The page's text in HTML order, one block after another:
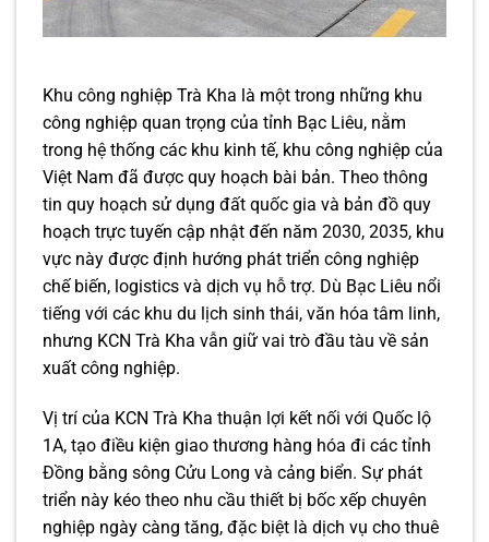
Khu công nghiệp Trà Kha là một trong những khu
công nghiệp quan trọng của tỉnh Bạc Liêu, nằm
trong hệ thống các khu kinh tế, khu công nghiệp của
Việt Nam đã được quy hoạch bài bản. Theo thông
tin quy hoạch sử dụng đất quốc gia và bản đồ quy
hoạch trực tuyến cập nhật đến năm 2030, 2035, khu
vực này được định hướng phát triển công nghiệp
chế biến, logistics và dịch vụ hỗ trợ. Dù Bạc Liêu nổi
tiếng với các khu du lịch sinh thái, văn hóa tâm linh,
nhưng KCN Trà Kha vẫn giữ vai trò đầu tàu về sản
xuất công nghiệp.
Vị trí của KCN Trà Kha thuận lợi kết nối với Quốc lộ
1A, tạo điều kiện giao thương hàng hóa đi các tỉnh
Đồng bằng sông Cửu Long và cảng biển. Sự phát
triển này kéo theo nhu cầu thiết bị bốc xếp chuyên
nghiệp ngày càng tăng, đặc biệt là dịch vụ cho thuê